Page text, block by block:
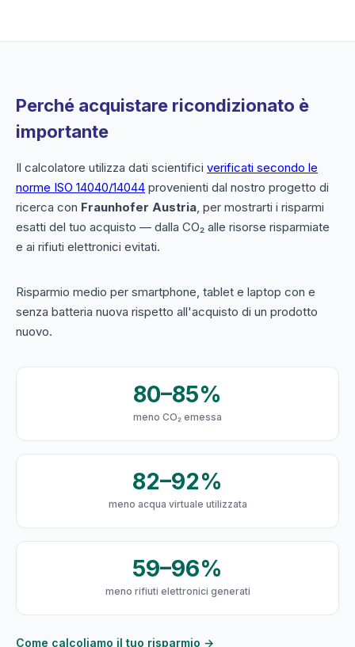
Perché acquistare ricondizionato è
importante
Il calcolatore utilizza dati scientifici verificati secondo le
norme ISO 14040/14044 provenienti dal nostro progetto di
ricerca con Fraunhofer Austria, per mostrarti i risparmi
esatti del tuo acquisto — dalla CO₂ alle risorse risparmiate
e ai rifiuti elettronici evitati.
Risparmio medio per smartphone, tablet e laptop con e
senza batteria nuova rispetto all'acquisto di un prodotto
nuovo.
80–85%
meno CO₂ emessa
82–92%
meno acqua virtuale utilizzata
59–96%
meno rifiuti elettronici generati
Come calcoliamo il tuo risparmio →